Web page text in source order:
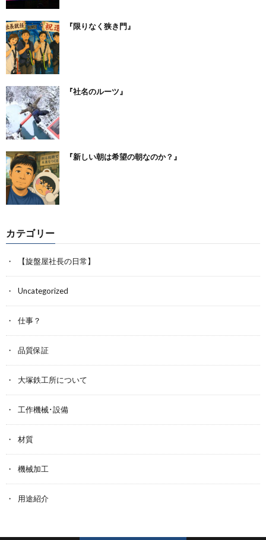
『限りなく狭き門』
『社名のルーツ』
『新しい朝は希望の朝なのか？』
カテゴリー
【旋盤屋社長の日常】
Uncategorized
仕事？
品質保証
大塚鉄工所について
工作機械･設備
材質
機械加工
用途紹介